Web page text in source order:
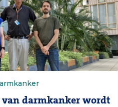
darmkanker wordt